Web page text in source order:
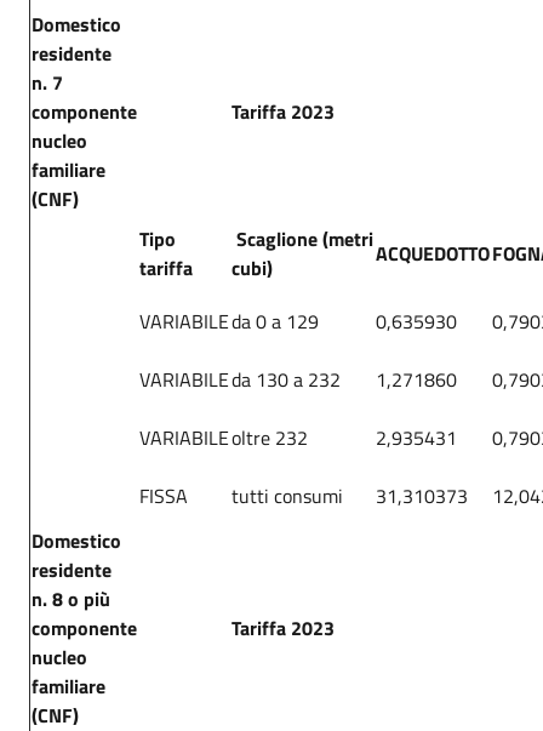
Domestico
residente
n. 7
componente
nucleo
familiare
(CNF)
Tariffa 2023
Tipo
tariffa
Scaglione (metri
cubi)
ACQUEDOTTO
VARIABILEda 0 a 129 0,635930
VARIABILEda 130 a 232 1,271860
VARIABILEoltre 232 2,935431
FISSA
tutti consumi 31,310373
Domestico
residente
n. 8 o più
componente
nucleo
familiare
(CNF)
Tariffa 2023